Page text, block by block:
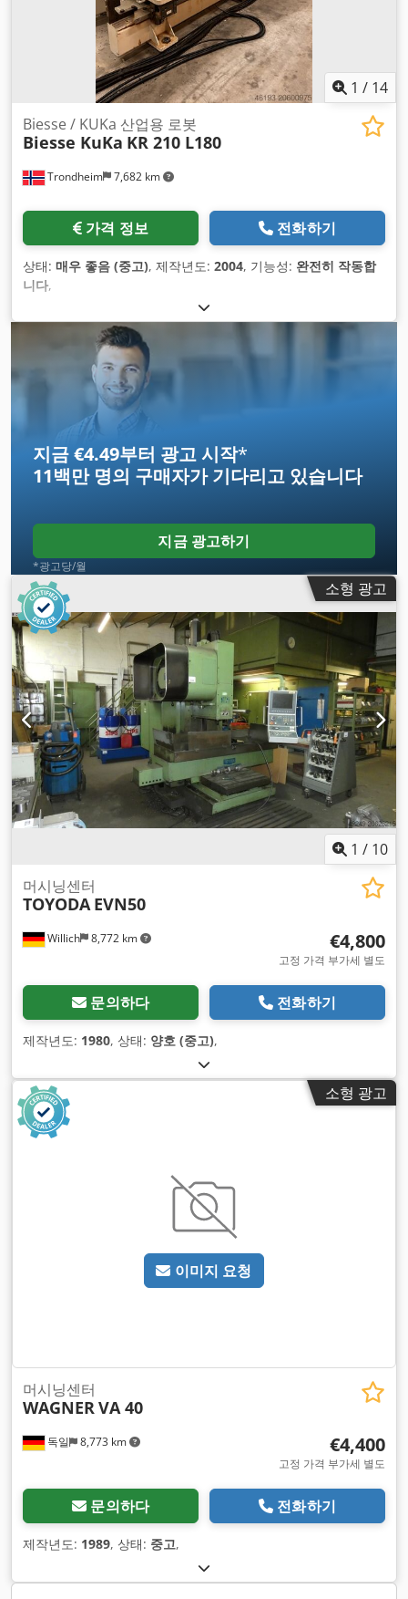
1 / 14
Trondheim 7,682 km
Biesse / KUKa 산업용 로봇
Biesse KuKa KR 210 L180
가격 정보 전화하기
상태: 매우 좋음 (중고), 제작년도: 2004, 기능성: 완전히 작동합
니다,
지금 €4.49부터 광고 시작*
11백만 명의 구매자가 기다리고 있습니다
지금 광고하기
*광고당/월
소형 광고
1 / 10
Willich 8,772 km
머시닝센터
TOYODA EVN50
€4,800
고정 가격 부가세 별도
문의하다 전화하기
제작년도: 1980, 상태: 양호 (중고),
소형 광고
이미지 요청
독일 8,773 km
머시닝센터
WAGNERVA 40
€4,400
고정 가격 부가세 별도
문의하다 전화하기
제작년도: 1989, 상태: 중고,